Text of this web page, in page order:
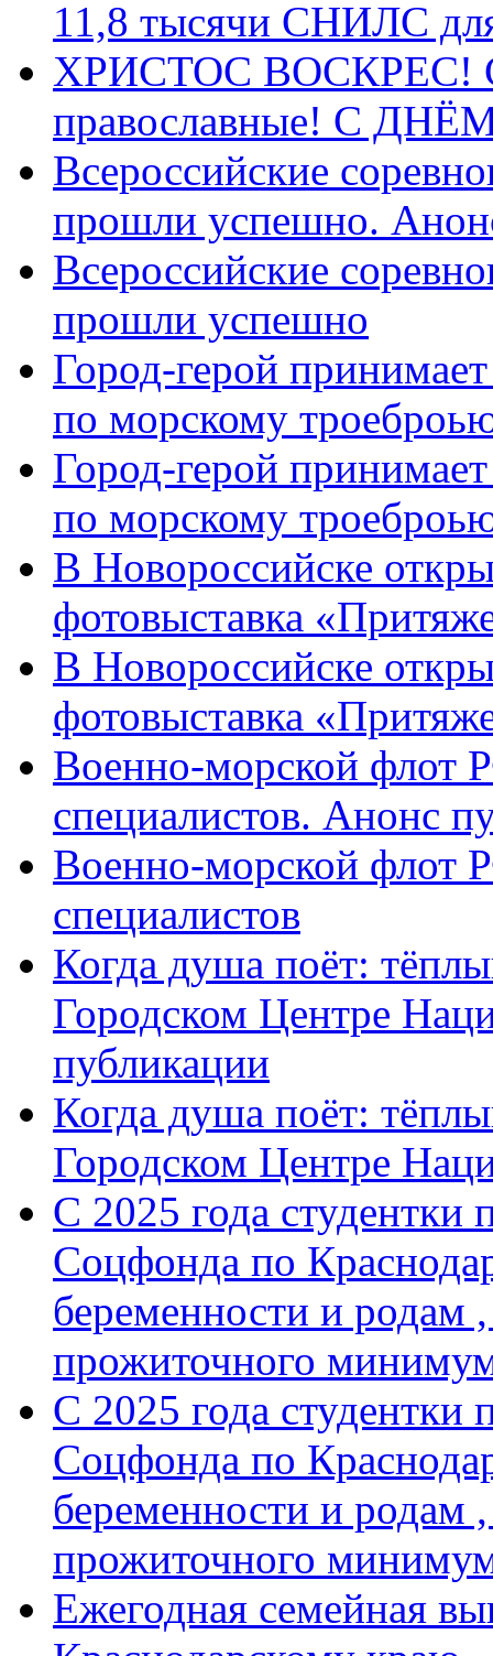
11,8 тысячи СНИЛС
ХРИСТОС ВОСКРЕС! С
православные! C
Всероссийские
прошли успешно.
Всероссийские
прошли успешно
Город-герой
по морскому
Город-герой
по морскому
В Новороссийске
фотовыставка
В Новороссийске
фотовыставка
Военно-морской флот
специалистов. Анонс
Военно-морской флот
специалистов
Когда душа поёт:
Городском Центре
публикации
Когда душа поёт:
Городском Центре
С 2025 года студентки
Соцфонда по
беременности и родам
прожиточного
С 2025 года студентки
Соцфонда по
беременности и родам
прожиточного
Ежегодная семейная